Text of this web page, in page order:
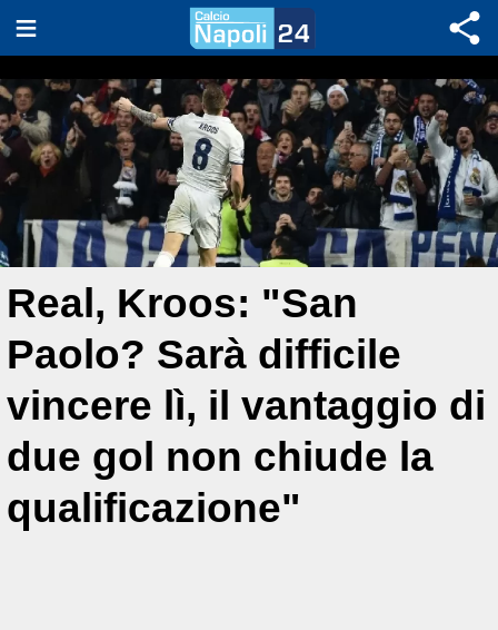
Real, Kroos: "San
Paolo? Sarà difficile
vincere lì, il vantaggio di
due gol non chiude la
qualificazione"